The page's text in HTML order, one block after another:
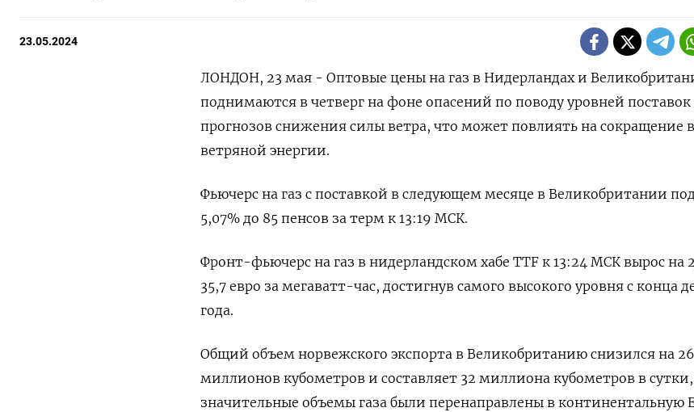
23.05.2024
ЛОНДОН, 23 мая - Оптовые цены на газ в Нидерландах и
поднимаются в четверг на фоне опасений по поводу уровней поставок
прогнозов снижения силы ветра, что может повлиять на сокращение
ветряной энергии.
Фьючерс на газ с поставкой в следующем месяце в Великобритании
5,07% до 85 пенсов за терм к 13:19 МСК.
Фронт-фьючерс на газ в нидерландском хабе TTF к 13:24 МСК вырос на
35,7 евро за мегаватт-час, достигнув самого высокого уровня с конца
года.
Общий объем норвежского экспорта в Великобританию снизился на 26
миллионов кубометров и составляет 32 миллиона кубометров в
значительные объемы газа были перенаправлены в континентальную